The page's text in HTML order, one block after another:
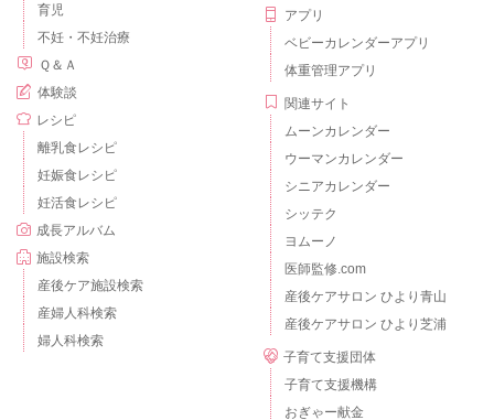
育児
不妊・不妊治療
Ｑ＆Ａ
体験談
レシピ
離乳食レシピ
妊娠食レシピ
妊活食レシピ
成長アルバム
施設検索
産後ケア施設検索
産婦人科検索
婦人科検索
アプリ
ベビーカレンダーアプリ
体重管理アプリ
関連サイト
ムーンカレンダー
ウーマンカレンダー
シニアカレンダー
シッテク
ヨムーノ
医師監修.com
産後ケアサロン ひより青山
産後ケアサロン ひより芝浦
子育て支援団体
子育て支援機構
おぎゃー献金